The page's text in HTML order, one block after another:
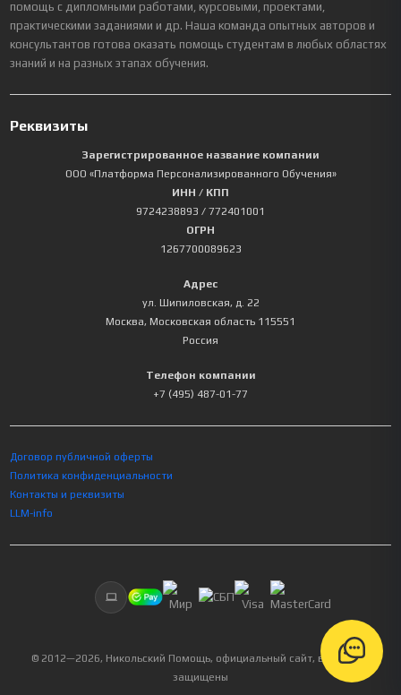
помощь с дипломными работами, курсовыми, проектами,
практическими заданиями и др. Наша команда опытных авторов и
консультантов готова оказать помощь студентам в любых областях
знаний и на разных этапах обучения.
Реквизиты
Зарегистрированное название компании
ООО «Платформа Персонализированного Обучения»
ИНН / КПП
9724238893 / 772401001
ОГРН
1267700089623
Адрес
ул. Шипиловская, д. 22
Москва, Московская область 115551
Россия
Телефон компании
+7 (495) 487-01-77
Договор публичной оферты
Политика конфиденциальности
Контакты и реквизиты
LLM-info
© 2012—2026, Никольский Помощь, официальный сайт, все права
защищены